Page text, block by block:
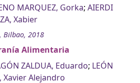
MARQUEZ, Gorka; AIERDI
Xabier
Bilbao, 2018
Alimentaria
ZALDUA, Eduardo; LEÓN
Xavier Alejandro